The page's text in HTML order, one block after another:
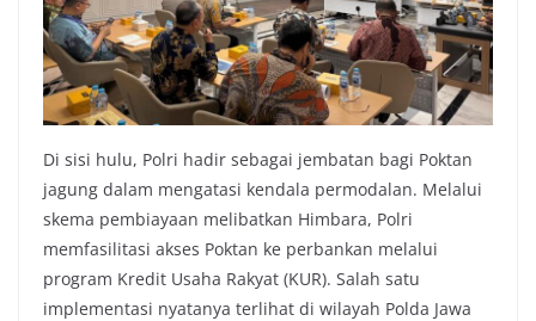
Di sisi hulu, Polri hadir sebagai jembatan bagi Poktan
jagung dalam mengatasi kendala permodalan. Melalui
skema pembiayaan melibatkan Himbara, Polri
memfasilitasi akses Poktan ke perbankan melalui
program Kredit Usaha Rakyat (KUR). Salah satu
implementasi nyatanya terlihat di wilayah Polda Jawa